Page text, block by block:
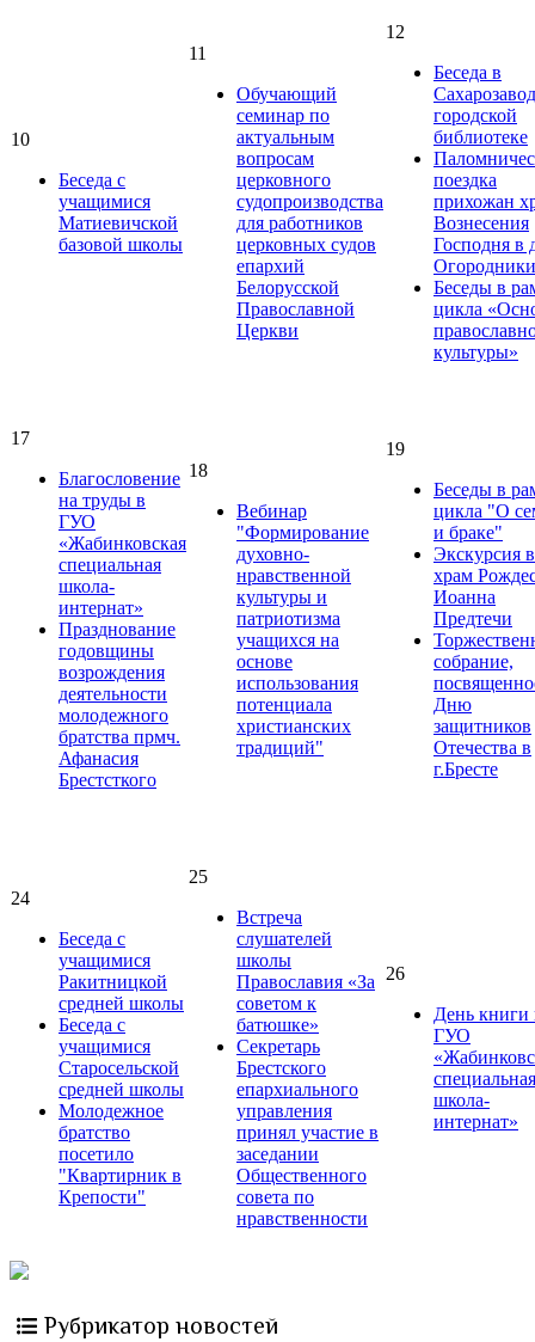
10
Беседа с
учащимися
Матиевичской
базовой школы
11
Обучающий
семинар по
актуальным
вопросам
церковного
судопроизводства
для работников
церковных судов
епархий
Белорусской
Православной
Церкви
12
Беседа в
городской
библиотеке
поездка
прихожан
Вознесения
Господня в
Огородники
Беседы в
цикла
культуры»
17
Благословение
на труды в
ГУО
«Жабинковская
специальная
школа-
интернат»
Празднование
годовщины
возрождения
деятельности
молодежного
братства прмч.
Афанасия
Брестсткого
18
Вебинар
"Формирование
духовно-
нравственной
культуры и
патриотизма
учащихся на
основе
использования
потенциала
христианских
традиций"
19
Беседы в
цикла "О
и браке"
Экскурсия в
храм
Иоанна
Предтечи
собрание,
Дню
защитников
Отечества в
г.Бресте
24
Беседа с
учащимися
Ракитницкой
средней школы
Беседа с
учащимися
Старосельской
средней школы
Молодежное
братство
посетило
"Квартирник в
Крепости"
25
Встреча
слушателей
школы
Православия «За
советом к
батюшке»
Секретарь
Брестского
епархиального
управления
принял участие в
заседании
Общественного
совета по
нравственности
26
День книги
ГУО
специальная
школа-
интернат»
Рубрикатор новостей